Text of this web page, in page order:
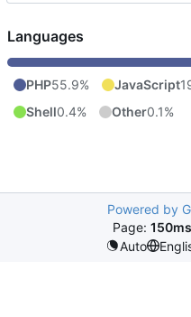
Languages
PHP55.9% JavaScript
Shell0.4% Other0.1%
Powered by
Page: 150ms
Auto